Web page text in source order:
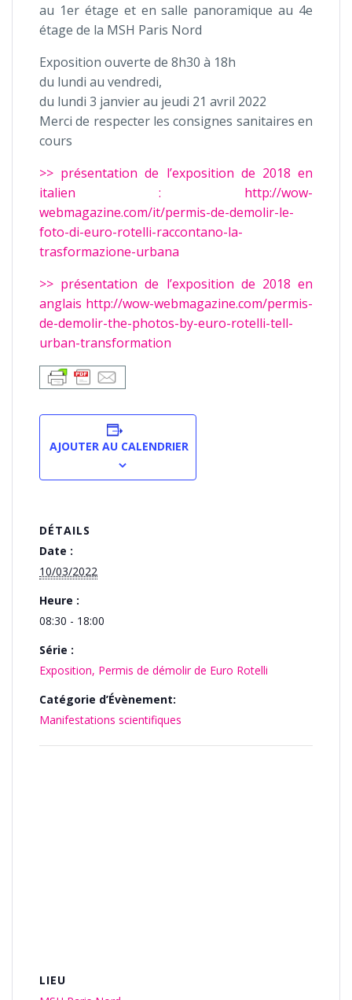
au 1er étage et en salle panoramique au 4e
étage de la MSH Paris Nord
Exposition ouverte de 8h30 à 18h
du lundi au vendredi,
du lundi 3 janvier au jeudi 21 avril 2022
Merci de respecter les consignes sanitaires en
cours
>> présentation de l’exposition de 2018 en
italien : http://wow-
webmagazine.com/it/permis-de-demolir-le-
foto-di-euro-rotelli-raccontano-la-
trasformazione-urbana
>> présentation de l’exposition de 2018 en
anglais http://wow-webmagazine.com/permis-
de-demolir-the-photos-by-euro-rotelli-tell-
urban-transformation
AJOUTER AU CALENDRIER
DÉTAILS
Date :
10/03/2022
Heure :
08:30 - 18:00
Série :
Exposition, Permis de démolir de Euro Rotelli
Catégorie d’Évènement:
Manifestations scientifiques
LIEU